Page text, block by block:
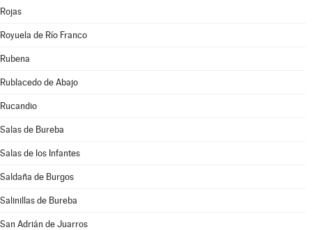
Rojas
Royuela de Río Franco
Rubena
Rublacedo de Abajo
Rucandio
Salas de Bureba
Salas de los Infantes
Saldaña de Burgos
Salinillas de Bureba
San Adrián de Juarros